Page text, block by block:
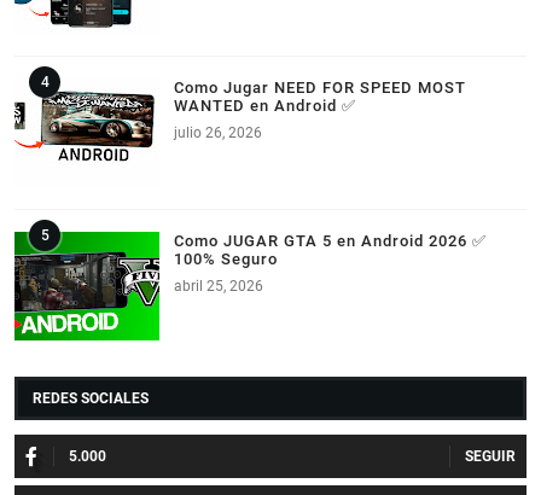
Como Jugar NEED FOR SPEED MOST
WANTED en Android ✅
julio 26, 2026
Como JUGAR GTA 5 en Android 2026 ✅
100% Seguro
abril 25, 2026
REDES SOCIALES
5.000